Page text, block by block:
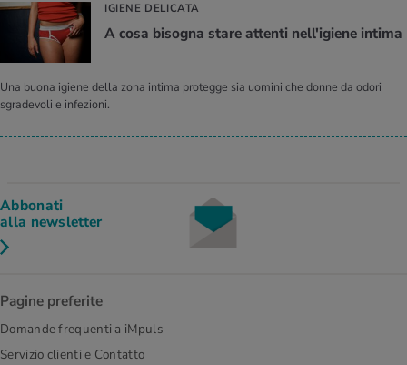
IGIENE DELICATA
A cosa bisogna stare attenti nell'igiene intima
Una buona igiene della zona intima protegge sia uomini che donne da odori
sgradevoli e infezioni.
Abbonati
alla newsletter
Pagine preferite
Domande frequenti a iMpuls
Servizio clienti e Contatto